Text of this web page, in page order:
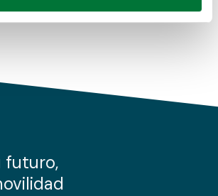
sobre cómo se procesan sus
el uso que haga del sitio web con
de redes sociales, publicidad y análisis
futuro,